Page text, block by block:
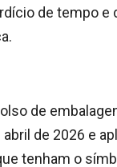
de tempo e
de
de 2026 e
tenham o